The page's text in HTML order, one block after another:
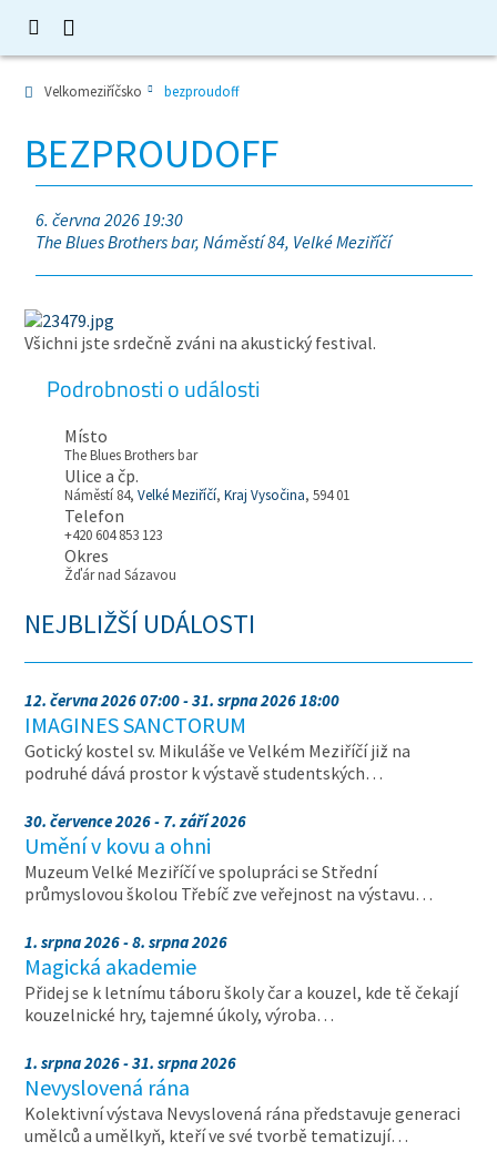
Velkomeziříčsko bezproudoff
BEZPROUDOFF
6. června 2026 19:30
The Blues Brothers bar, Náměstí 84, Velké Meziříčí
Všichni jste srdečně zváni na akustický festival.
Podrobnosti o události
Místo
The Blues Brothers bar
Ulice a čp.
Náměstí 84,Velké Meziříčí,Kraj Vysočina, 594 01
Telefon
+420 604 853 123
Okres
Žďár nad Sázavou
NEJBLIŽŠÍ UDÁLOSTI
12. června 2026 07:00 - 31. srpna 2026 18:00
IMAGINES SANCTORUM
Gotický kostel sv. Mikuláše ve Velkém Meziříčí již na
podruhé dává prostor k výstavě studentských…
30. července 2026 - 7. září 2026
Umění v kovu a ohni
Muzeum Velké Meziříčí ve spolupráci se Střední
průmyslovou školou Třebíč zve veřejnost na výstavu…
1. srpna 2026 - 8. srpna 2026
Magická akademie
Přidej se k letnímu táboru školy čar a kouzel, kde tě čekají
kouzelnické hry, tajemné úkoly, výroba…
1. srpna 2026 - 31. srpna 2026
Nevyslovená rána
Kolektivní výstava Nevyslovená rána představuje generaci
umělců a umělkyň, kteří ve své tvorbě tematizují…